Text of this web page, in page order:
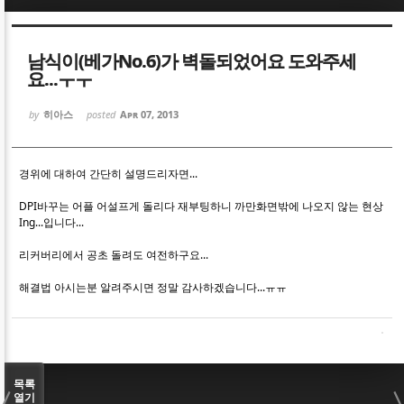
남식이(베가No.6)가 벽돌되었어요 도와주세
요...ㅜㅜ
by 히아스 posted Apr 07, 2013
경위에 대하여 간단히 설명드리자면...
DPI바꾸는 어플 어설프게 돌리다 재부팅하니 까만화면밖에 나오지 않는 현상
Ing...입니다...
리커버리에서 공초 돌려도 여전하구요...
해결법 아시는분 알려주시면 정말 감사하겠습니다...ㅠㅠ
목록
열기
Sketchbook5, 스케치북5
Sketchbook5, 스케치북5
Sketchbook5, 스케치북5
Sketchbook5, 스케치북5